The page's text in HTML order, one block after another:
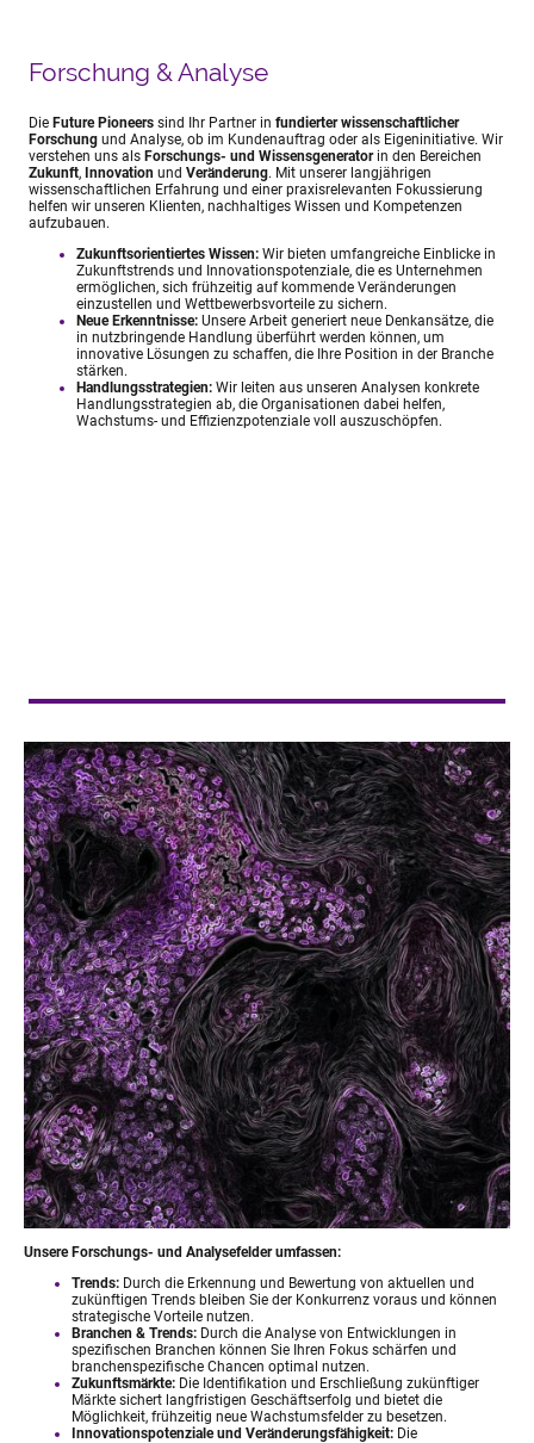
Forschung & Analyse
Die Future Pioneers sind Ihr Partner in fundierter wissenschaftlicher
Forschung und Analyse, ob im Kundenauftrag oder als Eigeninitiative. Wir
verstehen uns als Forschungs- und Wissensgeneratorin den Bereichen
Zukunft, Innovation und Veränderung. Mit unserer langjährigen
wissenschaftlichen Erfahrung und einer praxisrelevanten Fokussierung
helfen wir unseren Klienten, nachhaltiges Wissen und Kompetenzen
aufzubauen.
Zukunftsorientiertes Wissen: Wir bieten umfangreiche Einblicke in
Zukunftstrends und Innovationspotenziale, die es Unternehmen
ermöglichen, sich frühzeitig auf kommende Veränderungen
einzustellen und Wettbewerbsvorteile zu sichern.
Neue Erkenntnisse: Unsere Arbeit generiert neue Denkansätze, die
in nutzbringende Handlung überführt werden können, um
innovative Lösungen zu schaffen, die Ihre Position in der Branche
stärken.
Handlungsstrategien: Wir leiten aus unseren Analysen konkrete
Handlungsstrategien ab, die Organisationen dabei helfen,
Wachstums- und Effizienzpotenziale voll auszuschöpfen.
Unsere Forschungs- und Analysefelder umfassen:
Trends: Durch die Erkennung und Bewertung von aktuellen und
zukünftigen Trends bleiben Sie der Konkurrenz voraus und können
strategische Vorteile nutzen.
Branchen & Trends: Durch die Analyse von Entwicklungen in
spezifischen Branchen können Sie Ihren Fokus schärfen und
branchenspezifische Chancen optimal nutzen.
Zukunftsmärkte: Die Identifikation und Erschließung zukünftiger
Märkte sichert langfristigen Geschäftserfolg und bietet die
Möglichkeit, frühzeitig neue Wachstumsfelder zu besetzen.
Innovationspotenziale und Veränderungsfähigkeit: Die